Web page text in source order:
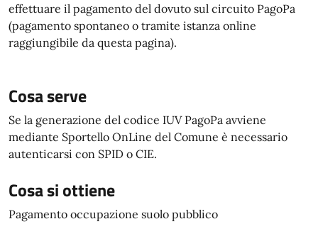
effettuare il pagamento del dovuto sul circuito PagoPa
(pagamento spontaneo o tramite istanza online
raggiungibile da questa pagina).
Cosa serve
Se la generazione del codice IUV PagoPa avviene
mediante Sportello OnLine del Comune è necessario
autenticarsi con SPID o CIE.
Cosa si ottiene
Pagamento occupazione suolo pubblico